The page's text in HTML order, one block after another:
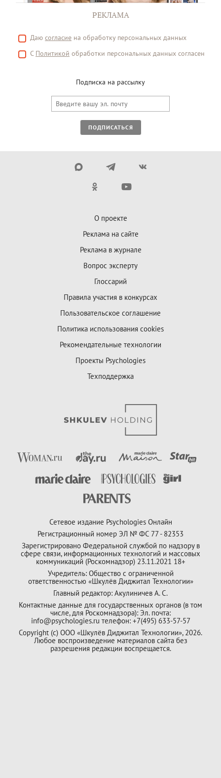
РЕКЛАМА
Даю согласие на обработку персональных данных
С Политикой обработки персональных данных согласен
Подписка на рассылку
ПОДПИСАТЬСЯ
О проекте
Реклама на сайте
Реклама в журнале
Вопрос эксперту
Глоссарий
Правила участия в конкурсах
Пользовательское соглашение
Политика использования cookies
Рекомендательные технологии
Проекты Psychologies
Техподдержка
Сетевое издание Psychologies Онлайн
Регистрационный номер ЭЛ № ФС 77 - 82353
Зарегистрировано Федеральной службой по надзору в
сфере связи, информационных технологий и массовых
коммуникаций (Роскомнадзор) 23.11.2021 18+
Учредитель: Общество с ограниченной
ответственностью «Шкулёв Диджитал Технологии»
Главный редактор: Акулиничев А. С.
Контактные данные для государственных органов (в том
числе, для Роскомнадзора): Эл. почта:
info@psychologies.ru телефон: +7(495) 633-57-57
Copyright (с) ООО «Шкулёв Диджитал Технологии», 2026.
Любое воспроизведение материалов сайта без
разрешения редакции воспрещается.